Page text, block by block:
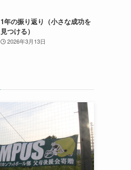
1年の振り返り（小さな成功を
見つける）
2026年3月13日